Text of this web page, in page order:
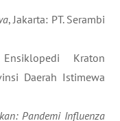
, Jakarta: PT. Serambi
Kraton
Daerah Istimewa
Pandemi Influenza